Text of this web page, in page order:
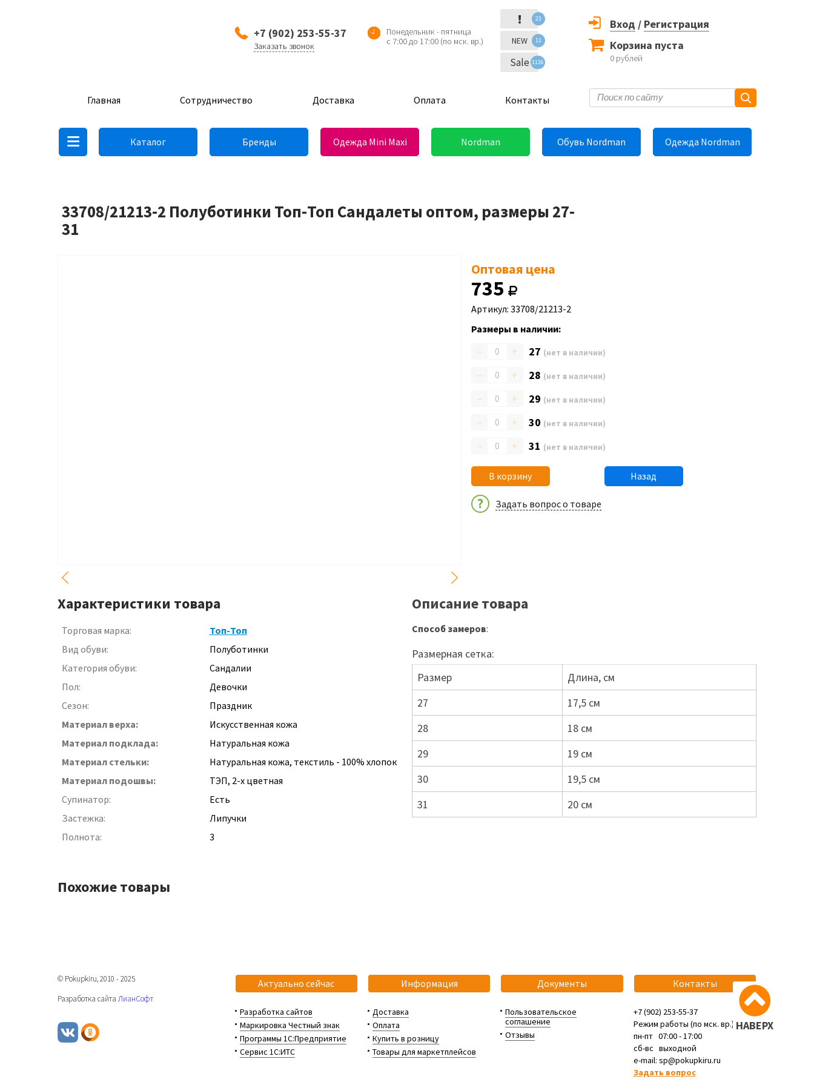
+7 (902) 253-55-37
Заказать звонок
Понедельник - пятница
с 7:00 до 17:00 (по мск. вр.)
! 23
NEW 11
Sale 1136
Вход / Регистрация
Корзина пуста
0 рублей
Главная Сотрудничество Доставка Оплата Контакты
Каталог Бренды Одежда Mini Maxi Nordman Обувь Nordman Одежда Nordman
33708/21213-2 Полуботинки Топ-Топ Сандалеты оптом, размеры 27-
31
Оптовая цена
735
Артикул: 33708/21213-2
Размеры в наличии:
– + 27 (нет в наличии)
– + 28 (нет в наличии)
– + 29 (нет в наличии)
– + 30 (нет в наличии)
– + 31 (нет в наличии)
В корзину Назад
Задать вопрос о товаре
Характеристики товара
Торговая марка:
Топ-Топ
Вид обуви:
Полуботинки
Категория обуви:
Сандалии
Пол:
Девочки
Сезон:
Праздник
Материал верха:
Искусственная кожа
Материал подклада:
Натуральная кожа
Материал стельки:
Натуральная кожа, текстиль - 100% хлопок
Материал подошвы:
ТЭП, 2-х цветная
Супинатор:
Есть
Застежка:
Липучки
Полнота:
3
Описание товара
Способ замеров:
Размерная сетка:
Размер
Длина, см
27
17,5 см
28
18 см
29
19 см
30
19,5 см
31
20 см
Похожие товары
НАВЕРХ
Актуально сейчас
Разработка сайтов
Маркировка Честный знак
Программы 1С:Предприятие
Сервис 1С:ИТС
Информация
Доставка
Оплата
Купить в розницу
Товары для маркетплейсов
Документы
Пользовательское
соглашение
Отзывы
Контакты
+7 (902) 253-55-37
Режим работы (по мск. вр.):
пн-пт 07:00 - 17:00
сб-вс выходной
e-mail: sp@pokupkiru.ru
Задать вопрос
© Pokupkiru, 2010 - 2025
Разработка сайта ЛианСофт